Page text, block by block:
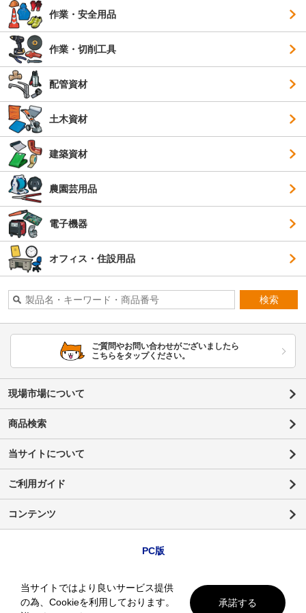
作業・安全用品
作業・切削工具
配管資材
土木資材
建築資材
農園芸用品
電子機器
オフィス・住設用品
検索
ご質問やお問い合わせがございましたら
こちらをタップください。
現場市場について
商品検索
当サイトについて
ご利用ガイド
コンテンツ
PC版
当サイトではより良いサービス提供
の為、Cookieを利用しております。
承諾する